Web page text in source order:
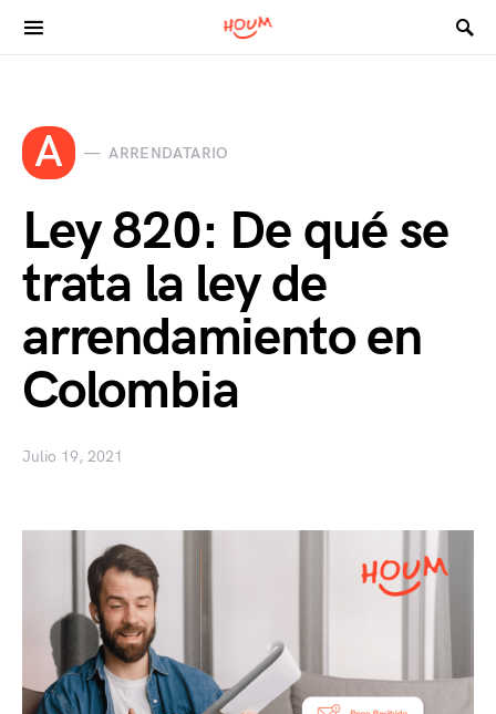
Search for:
A ARRENDATARIO
Ley 820: De qué se
trata la ley de
arrendamiento en
Colombia
Julio 19, 2021